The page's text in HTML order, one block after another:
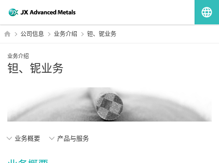
HOME公司信息 业务介绍 钽、铌业务
业务介绍
钽、铌业务
业务概要 产品与服务